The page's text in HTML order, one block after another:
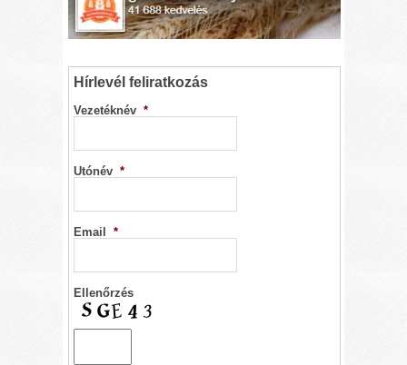
Hírlevél feliratkozás
Vezetéknév *
Utónév *
Email *
Ellenőrzés